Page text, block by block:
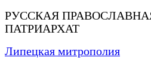
РУССКАЯ
ПАТРИАРХАТ
Липецкая митрополия